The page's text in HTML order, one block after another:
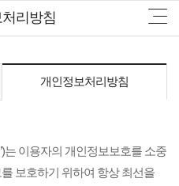
리방침
개인정보처리방침
는 이용자의 개인정보보호를 소중
보호하기 위하여 항상 최선을